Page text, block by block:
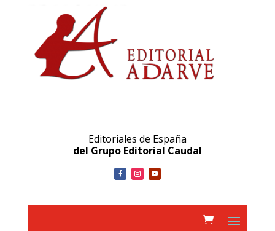
Editoriales de España
del Grupo Editorial Caudal